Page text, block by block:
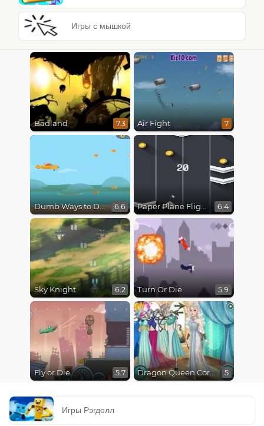
Игры с мышкой
Badland 7.3 Air Fight 7
Dumb Ways to Die 3: World Tour 6.6 Paper Plane Flight 6.4
Sky Knight 6.2 Turn Or Die 5.9
Fly or Die 5.7 Dragon Queen Coronation Day 5
Игры Рэгдолл